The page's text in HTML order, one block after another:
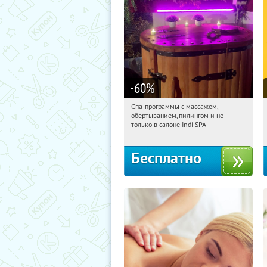
-60%
22:59:27 Получили:
Потапово
Спа-программы с массажем,
обертыванием, пилингом и не
только в салоне Indi SPA
Бесплатно